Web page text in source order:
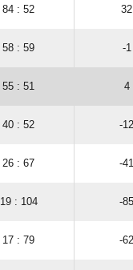
84 : 52 32
58 : 59 -1
55 : 51 4
40 : 52 -12
26 : 67 -41
19 : 104 -85
17 : 79 -62